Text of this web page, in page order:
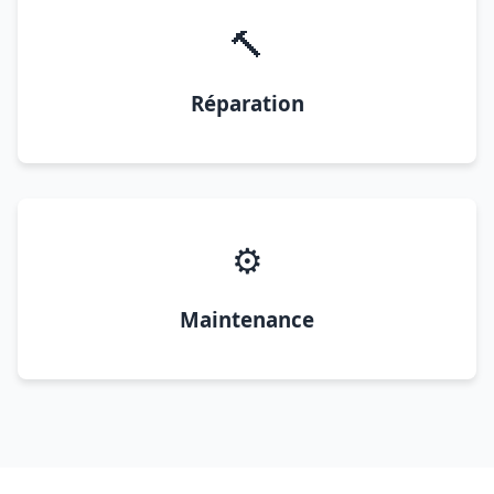
🔨
Réparation
⚙️
Maintenance